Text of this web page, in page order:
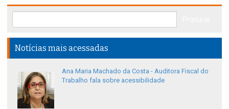
Notícias mais acessadas
Ana Maria Machado da Costa - Auditora Fiscal do
Trabalho fala sobre acessibilidade